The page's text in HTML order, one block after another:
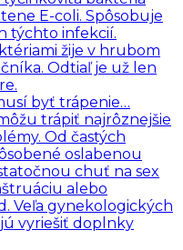
E-coli. Spôsobuje
týchto infekcií.
žije v hrubom
Odtiaľ je už len
byť trápenie…
trápiť najrôznejšie
Od častých
oslabenou
chuť na sex
alebo
Veľa gynekologických
vyriešiť doplnky